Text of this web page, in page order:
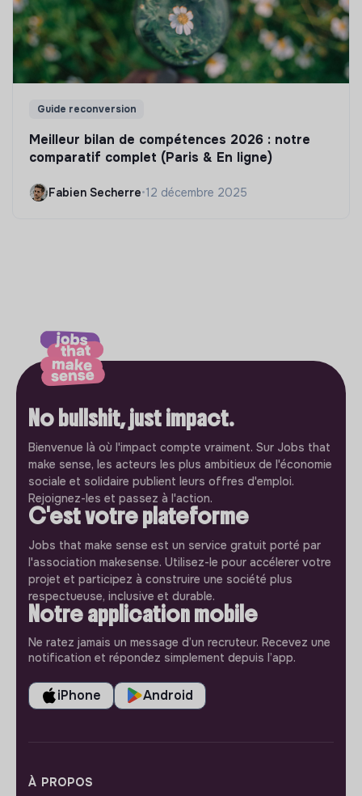
Guide reconversion
Meilleur bilan de compétences 2026 : notre
comparatif complet (Paris & En ligne)
Fabien Secherre•12 décembre 2025
No bullshit, just impact.
Bienvenue là où l'impact compte vraiment. Sur Jobs that
make sense, les acteurs les plus ambitieux de l'économie
sociale et solidaire publient leurs offres d'emploi.
Rejoignez-les et passez à l'action.
C'est votre plateforme
Jobs that make sense est un service gratuit porté par
l'association makesense. Utilisez-le pour accélerer votre
projet et participez à construire une société plus
respectueuse, inclusive et durable.
Notre application mobile
Ne ratez jamais un message d’un recruteur. Recevez une
notification et répondez simplement depuis l’app.
iPhone Android
À PROPOS